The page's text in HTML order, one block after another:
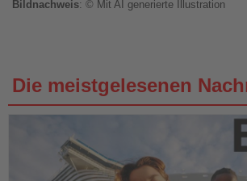
Bildnachweis: © Mit AI generierte Illustration
Die meistgelesenen